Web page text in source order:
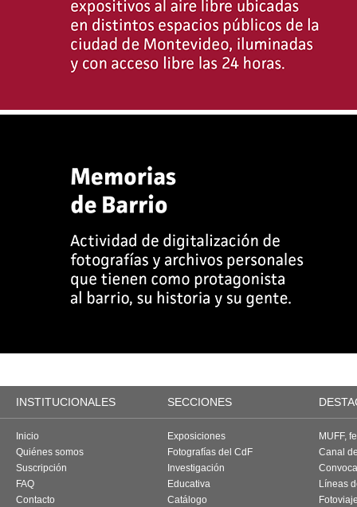
INSTITUCIONALES SECCIONES
Inicio
Quiénes somos
Suscripción
FAQ
Contacto
Exposiciones
Fotografías del CdF
Investigación
Educativa
Catálogo
MUFF,
Canal
Líneas